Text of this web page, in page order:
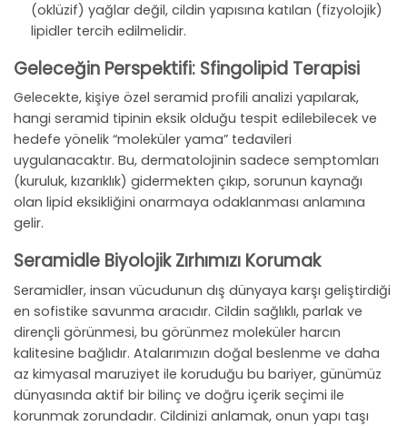
(oklüzif) yağlar değil, cildin yapısına katılan (fizyolojik)
lipidler tercih edilmelidir.
Geleceğin Perspektifi: Sfingolipid Terapisi
Gelecekte, kişiye özel seramid profili analizi yapılarak,
hangi seramid tipinin eksik olduğu tespit edilebilecek ve
hedefe yönelik “moleküler yama” tedavileri
uygulanacaktır. Bu, dermatolojinin sadece semptomları
(kuruluk, kızarıklık) gidermekten çıkıp, sorunun kaynağı
olan lipid eksikliğini onarmaya odaklanması anlamına
gelir.
Seramidle Biyolojik Zırhımızı Korumak
Seramidler, insan vücudunun dış dünyaya karşı geliştirdiği
en sofistike savunma aracıdır. Cildin sağlıklı, parlak ve
dirençli görünmesi, bu görünmez moleküler harcın
kalitesine bağlıdır. Atalarımızın doğal beslenme ve daha
az kimyasal maruziyet ile koruduğu bu bariyer, günümüz
dünyasında aktif bir bilinç ve doğru içerik seçimi ile
korunmak zorundadır. Cildinizi anlamak, onun yapı taşı